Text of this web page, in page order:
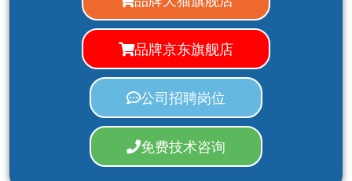
品牌京东旗舰店
公司招聘岗位
免费技术咨询